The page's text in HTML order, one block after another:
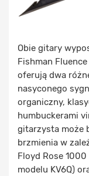
Obie gitary
Fishman
oferują dwa
nasyconego
organiczny,
humbuckerami
gitarzysta może
brzmienia w
Floyd Rose
modelu KV6Q)